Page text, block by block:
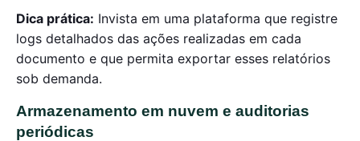
Dica prática: Invista em uma plataforma que registre
logs detalhados das ações realizadas em cada
documento e que permita exportar esses relatórios
sob demanda.
Armazenamento em nuvem e auditorias
periódicas